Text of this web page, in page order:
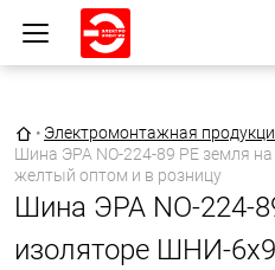
Главная страница
• Электромонтажная
Шина ЭРА NO-224-89 PE земля
желтый оптом и в розницу
Шина ЭРА NO-224-
изоляторе ШНИ-